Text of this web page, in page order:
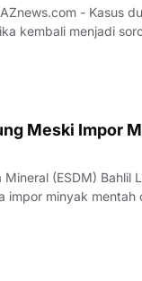
kembali menjadi
Satuan (Kasat)
Meski Impor
Bahlil Lahadalia VAZnews.com
impor minyak
harga minyak